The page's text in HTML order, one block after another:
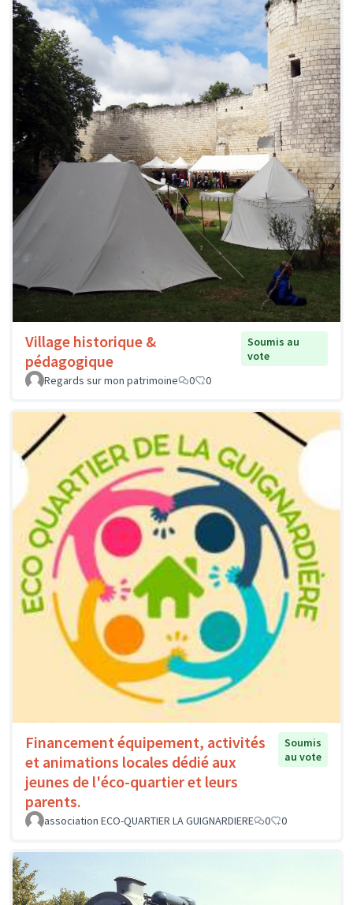
Village historique &
pédagogique
Soumis au
vote
Regards sur mon patrimoine
0 0
Financement équipement, activités
et animations locales dédié aux
jeunes de l'éco-quartier et leurs
parents.
Soumis
au vote
association ECO-QUARTIER LA GUIGNARDIERE 0 0